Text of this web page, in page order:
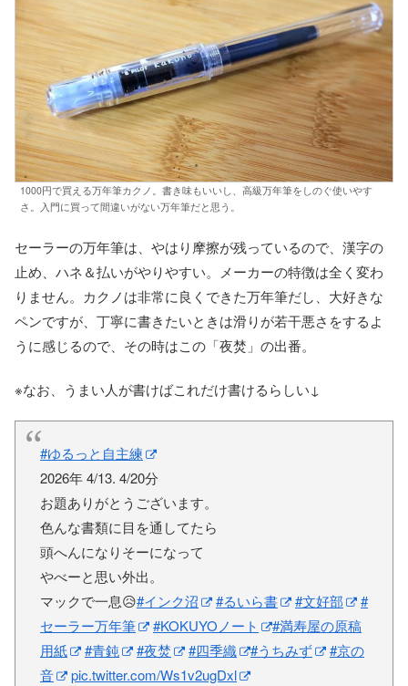
1000円で買える万年筆カクノ。書き味もいいし、高級万年筆をしのぐ使いやす
さ。入門に買って間違いがない万年筆だと思う。
セーラーの万年筆は、やはり摩擦が残っているので、漢字の
止め、ハネ＆払いがやりやすい。メーカーの特徴は全く変わ
りません。カクノは非常に良くできた万年筆だし、大好きな
ペンですが、丁寧に書きたいときは滑りが若干悪さをするよ
うに感じるので、その時はこの「夜焚」の出番。
※なお、うまい人が書けばこれだけ書けるらしい↓
#ゆるっと自主練
2026年 4/13. 4/20分
お題ありがとうございます。
色んな書類に目を通してたら
頭へんになりそーになって
やべーと思い外出。
マックで一息😥#インク沼 #るいら書 #文好部
#
セーラー万年筆
#KOKUYOノート
#満寿屋の原稿
用紙
#青鈍 #夜焚 #四季織 #うちみず
#京の
音
pic.twitter.com/Ws1v2ugDxl